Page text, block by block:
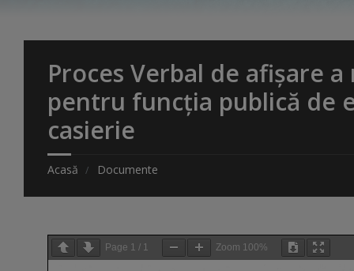
Proces Verbal de afișare
pentru funcția publică de
casierie
Acasă Documente
Page 1 / 1 Zoom 100%